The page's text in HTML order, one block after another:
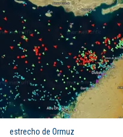
estrecho de Ormuz